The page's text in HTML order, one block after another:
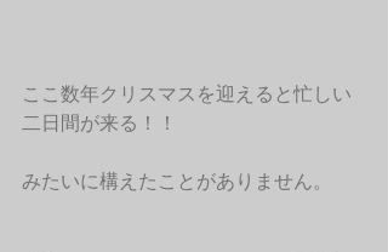
ここ数年クリスマスを迎えると忙しい
二日間が来る！！
みたいに構えたことがありません。